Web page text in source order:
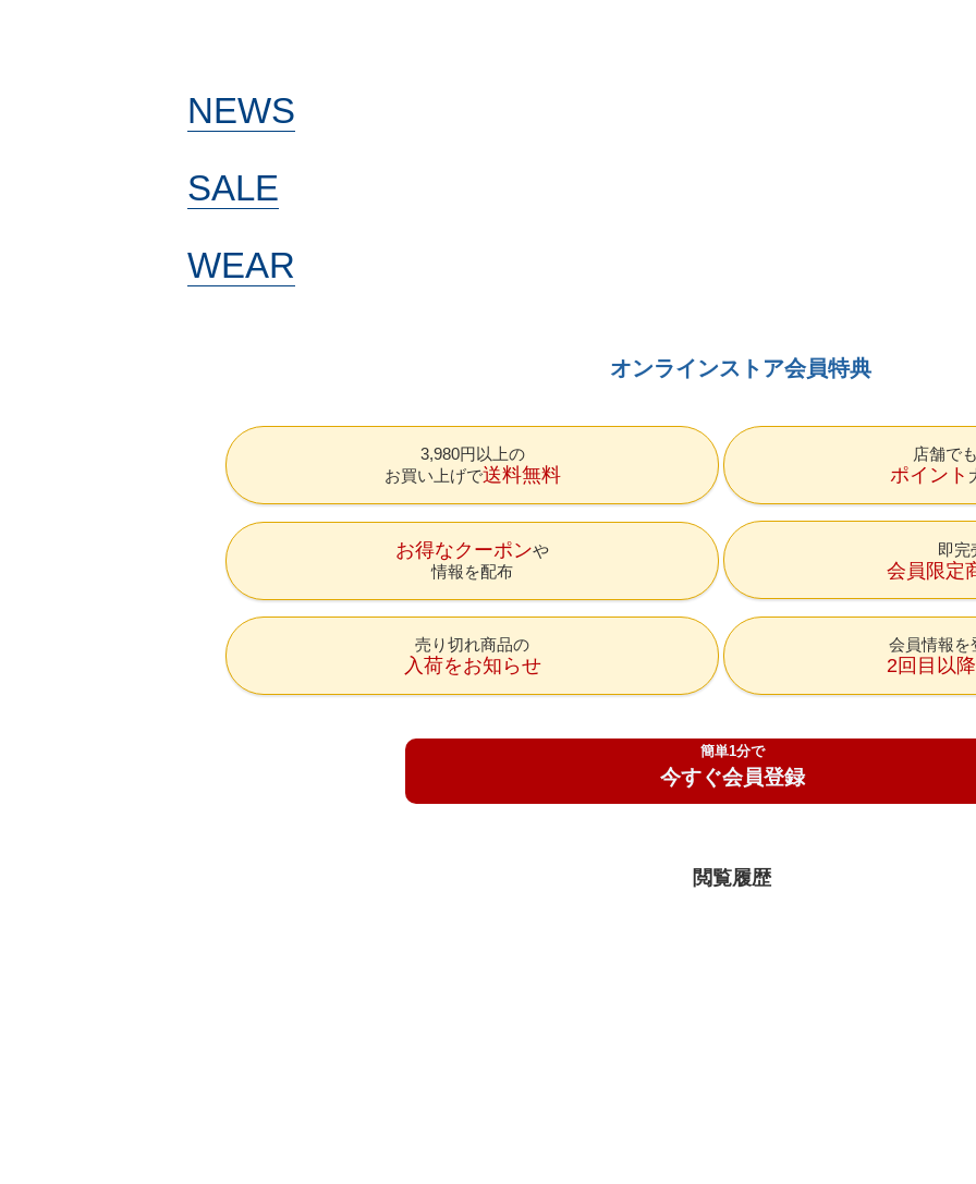
NEWS
SALE
WEAR
オンラインストア会員特典
3,980円以上の
お買い上げで送料無料
店舗で
ポイント
お得なクーポン
情報を配布
即完
会員限定
売り切れ商品の
入荷をお知らせ
会員情報を
2回目以
簡単1分で
今すぐ会員登録
閲覧履歴